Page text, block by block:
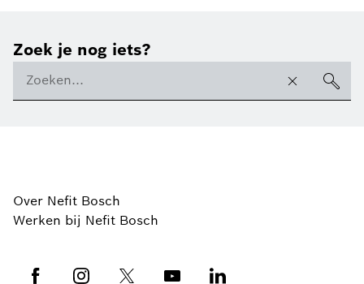
Zoek je nog iets?
Over Nefit Bosch
Werken bij Nefit Bosch